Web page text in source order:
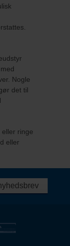
Nogle
det til
ringe
eller